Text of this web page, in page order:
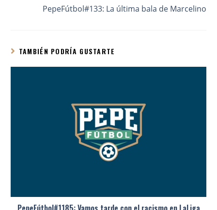
PepeFútbol#133: La última bala de Marcelino
TAMBIÉN PODRÍA GUSTARTE